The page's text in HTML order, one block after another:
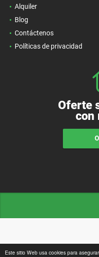
Este sitio Web usa cookies para
Alquiler
Blog
Contáctenos
Políticas de privacidad
Oferte
con